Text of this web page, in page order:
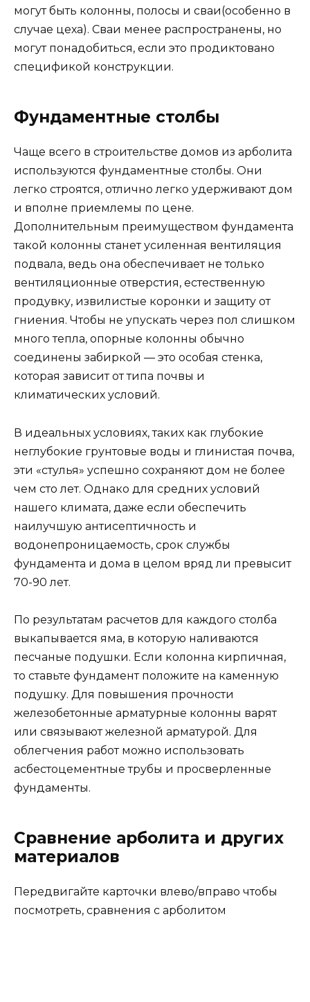
могут быть колонны, полосы и сваи(особенно в
случае цеха). Сваи менее распространены, но
могут понадобиться, если это продиктовано
спецификой конструкции.
Фундаментные столбы
Чаще всего в строительстве домов из арболита
используются фундаментные столбы. Они
легко строятся, отлично легко удерживают дом
и вполне приемлемы по цене.
Дополнительным преимуществом фундамента
такой колонны станет усиленная вентиляция
подвала, ведь она обеспечивает не только
вентиляционные отверстия, естественную
продувку, извилистые коронки и защиту от
гниения. Чтобы не упускать через пол слишком
много тепла, опорные колонны обычно
соединены забиркой — это особая стенка,
которая зависит от типа почвы и
климатических условий.
В идеальных условиях, таких как глубокие
неглубокие грунтовые воды и глинистая почва,
эти «стулья» успешно сохраняют дом не более
чем сто лет. Однако для средних условий
нашего климата, даже если обеспечить
наилучшую антисептичность и
водонепроницаемость, срок службы
фундамента и дома в целом вряд ли превысит
70-90 лет.
По результатам расчетов для каждого столба
выкапывается яма, в которую наливаются
песчаные подушки. Если колонна кирпичная,
то ставьте фундамент положите на каменную
подушку. Для повышения прочности
железобетонные арматурные колонны варят
или связывают железной арматурой. Для
облегчения работ можно использовать
асбестоцементные трубы и просверленные
фундаменты.
Сравнение а рболита и других
материалов
Передвигайте карточки влево/вправо чтобы
посмотреть, сравнения с арболитом